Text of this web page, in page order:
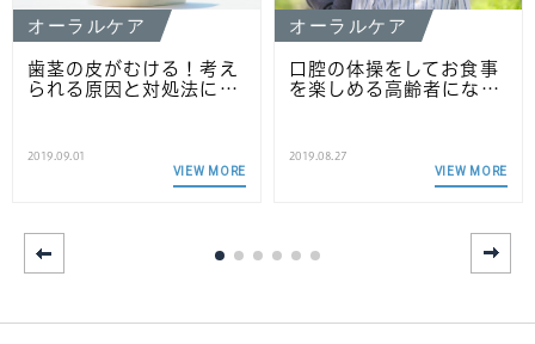
オーラルケア
歯茎の皮がむける！考え
られる原因と対処法に…
2019.09.01
VIEW MORE
オーラルケア
口腔の体操をしてお食事
を楽しめる高齢者にな…
2019.08.27
VIEW MORE